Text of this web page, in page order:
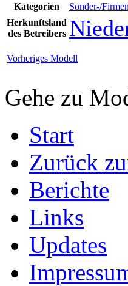
Kategorien Sonder-/
Herkunftsland
des Betreibers
Vorheriges Modell
Gehe zu
Start
Zurück
Berichte
Links
Updates